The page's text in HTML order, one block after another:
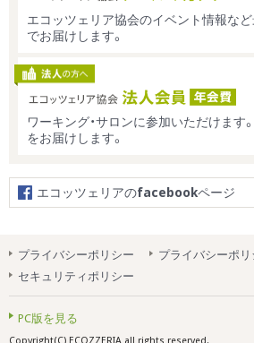
エコッツェリア協会のイベント情報な
でお届けします。
ワーキング・サロンに参加いただけます
をお届けします。
エコッツェリアのfacebookページ
プライバシーポリシー
プライバシーポ
セキュリティポリシー
PC版を見る